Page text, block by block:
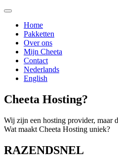
Home
Pakketten
Over ons
Mijn Cheeta
Contact
Nederlands
English
Cheeta Hosting?
Wij zijn een hosting provider, maar
Wat maakt Cheeta Hosting uniek?
RAZENDSNEL